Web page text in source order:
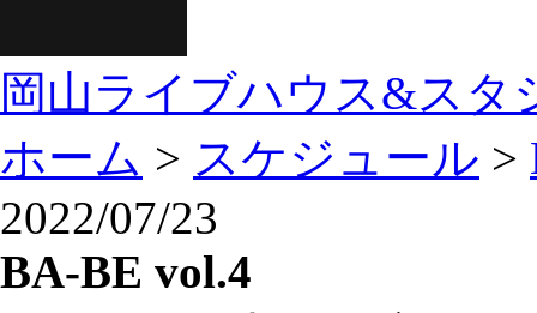
岡山ライブハウス&スタ
ホーム > スケジュール >
2022/07/23
BA-BE vol.4